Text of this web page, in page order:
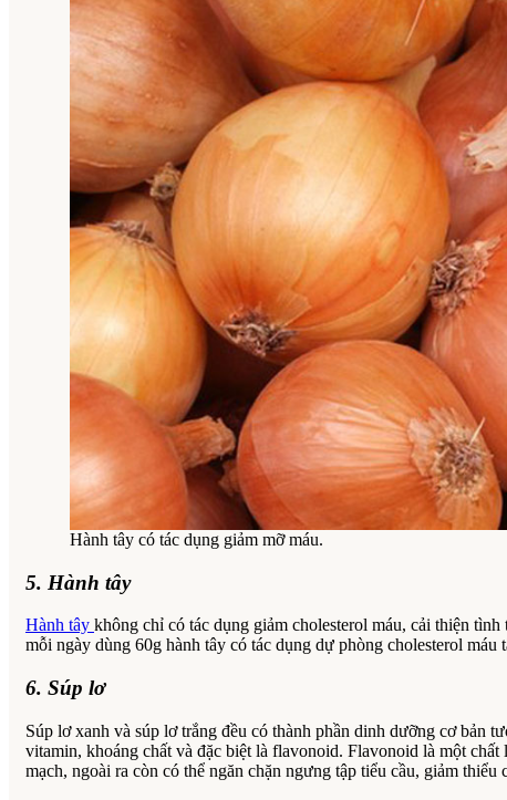
Hành tây có tác dụng giảm mỡ máu.
5. Hành tây
Hành tây không chỉ có tác dụng giảm cholesterol máu, cải thiện
mỗi ngày dùng 60g hành tây có tác dụng dự phòng cholesterol máu
6. Súp lơ
Súp lơ xanh và súp lơ trắng đều có thành phần dinh dưỡng cơ bản
vitamin, khoáng chất và đặc biệt là flavonoid. Flavonoid là một
mạch, ngoài ra còn có thể ngăn chặn ngưng tập tiểu cầu, giảm thiểu